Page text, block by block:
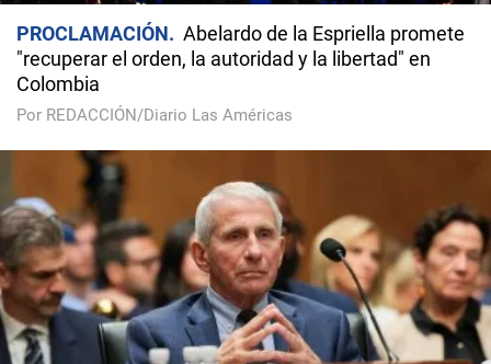
PROCLAMACIÓN
Abelardo de la Espriella promete
"recuperar el orden, la autoridad y la libertad" en
Colombia
Por REDACCIÓN/Diario Las Américas